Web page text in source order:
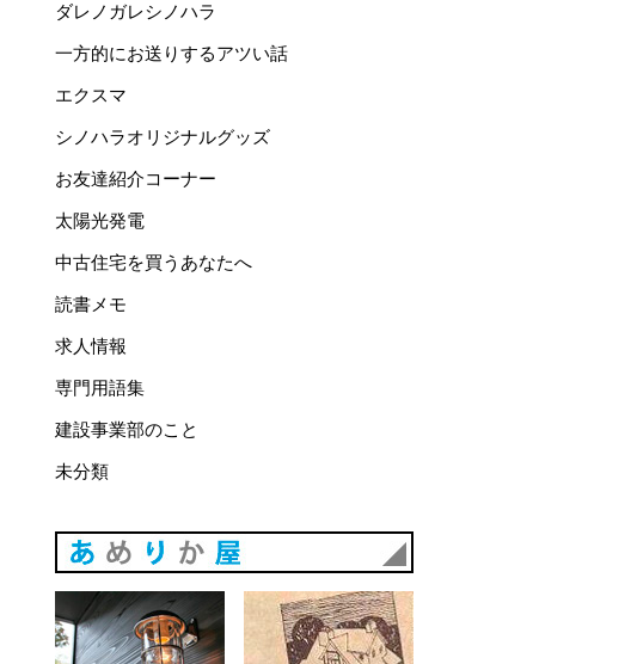
ダレノガレシノハラ
一方的にお送りするアツい話
エクスマ
シノハラオリジナルグッズ
お友達紹介コーナー
太陽光発電
中古住宅を買うあなたへ
読書メモ
求人情報
専門用語集
建設事業部のこと
未分類
あめりか屋WEBサイト